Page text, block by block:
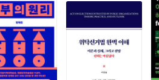
서는 선거구획정이 최종적으로 국회에서
선수가 만드는 격’이라며 비판한다. 스포
수가 심판을 겸하는 것과 같은 식이라는
안을 선거구획정위원회에서 만들기는 하
정이 아니고 존중만 되는 권고안에 불과